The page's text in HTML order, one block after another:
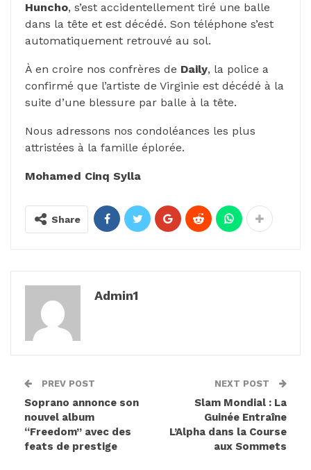
Huncho, s’est accidentellement tiré une balle
dans la tête et est décédé. Son téléphone s’est
automatiquement retrouvé au sol.
À en croire nos confrères de Daily, la police a
confirmé que l’artiste de Virginie est décédé à la
suite d’une blessure par balle à la tête.
Nous adressons nos condoléances les plus
attristées à la famille éplorée.
Mohamed Cinq Sylla
Share
Admin1
PREV POST
Soprano annonce son
nouvel album
“Freedom” avec des
feats de prestige
NEXT POST
Slam Mondial : La
Guinée Entraîne
L’Alpha dans la Course
aux Sommets